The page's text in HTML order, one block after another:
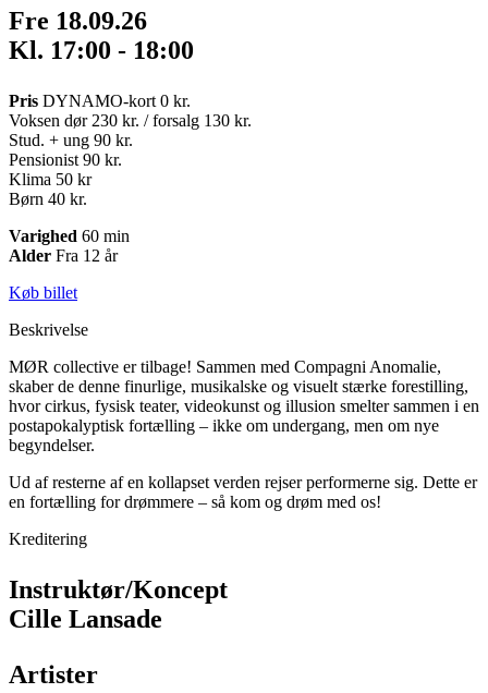
Fre 18.09.26
Kl. 17:00 - 18:00
Pris DYNAMO-kort 0 kr.
Voksen dør 230 kr. / forsalg 130 kr.
Stud. + ung 90 kr.
Pensionist 90 kr.
Klima 50 kr
Børn 40 kr.
Varighed 60 min
Alder Fra 12 år
Køb billet
Beskrivelse
MØR collective er tilbage! Sammen med Compagni Anomalie,
skaber de denne finurlige, musikalske og visuelt stærke forestilling,
hvor cirkus, fysisk teater, videokunst og illusion smelter sammen i en
postapokalyptisk fortælling – ikke om undergang, men om nye
begyndelser.
Ud af resterne af en kollapset verden rejser performerne sig. Dette er
en fortælling for drømmere – så kom og drøm med os!
Kreditering
Instruktør/Koncept
Cille Lansade
Artister